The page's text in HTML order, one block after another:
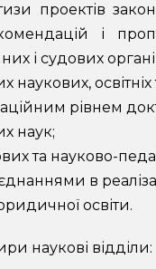
проектів
і
і судових
рівнем
наук;
та науково-
в
освіти.
наукові відділи: